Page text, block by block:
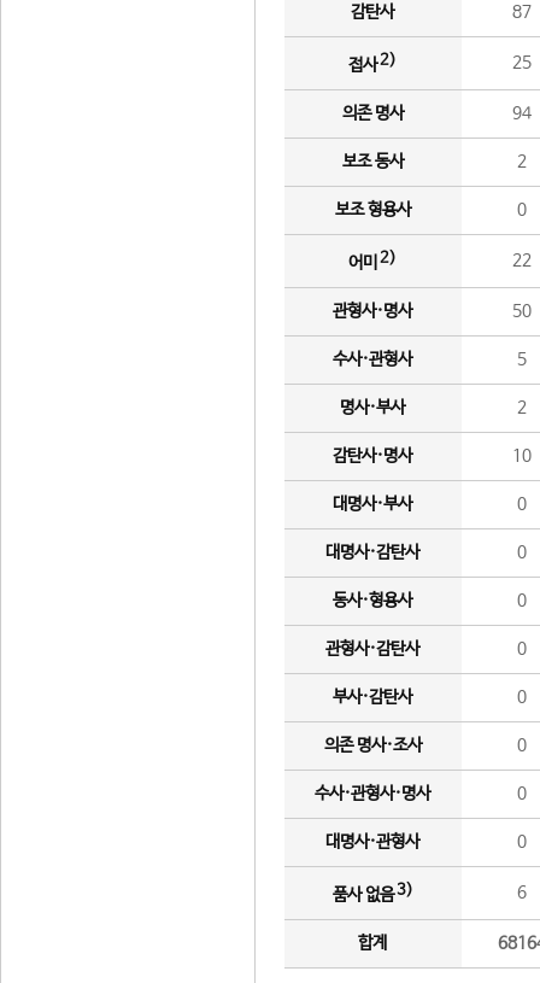
감탄사 87
접사2) 25
의존 명사 94
보조 동사 2
보조 형용사 0
어미 2) 22
관형사·명사 50
수사·관형사 5
명사·부사 2
감탄사·명사 10
대명사·부사 0
대명사·감탄사 0
동사·형용사 0
관형사·감탄사 0
부사·감탄사 0
의존 명사·조사 0
수사·관형사·명사 0
대명사·관형사 0
품사 없음3) 6
합계